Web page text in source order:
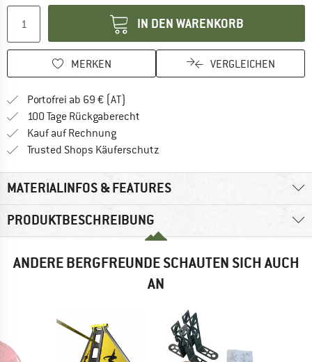
IN DEN WARENKORB
MERKEN VERGLEICHEN
Portofrei ab 69 € (AT)
100 Tage Rückgaberecht
Kauf auf RechnungFinde die Zahlungs-Infos hier! Öffnet
Trusted Shops Käuferschutz
MATERIALINFOS & FEATURES
PRODUKTBESCHREIBUNG
ANDERE BERGFREUNDE SCHAUTEN SICH AUCH
AN